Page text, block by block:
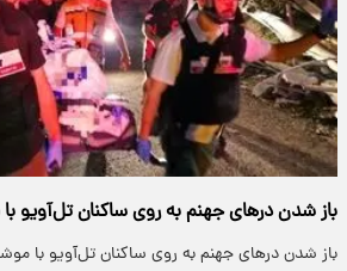
باز شدن درهای جهنم به روی ساکنان تل‌آویو
باز شدن درهای جهنم به روی ساکنان تل‌آویو با